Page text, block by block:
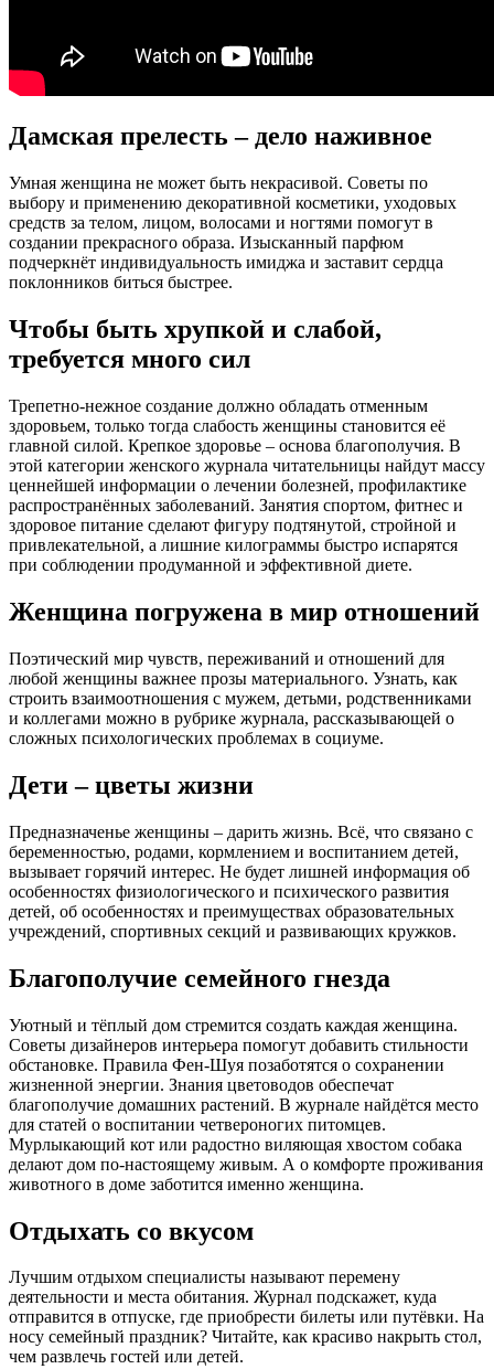
Дамская прелесть – дело наживное
Умная женщина не может быть некрасивой. Советы по
выбору и применению декоративной косметики, уходовых
средств за телом, лицом, волосами и ногтями помогут в
создании прекрасного образа. Изысканный парфюм
подчеркнёт индивидуальность имиджа и заставит сердца
поклонников биться быстрее.
Чтобы быть хрупкой и слабой,
требуется много сил
Трепетно-нежное создание должно обладать отменным
здоровьем, только тогда слабость женщины становится её
главной силой. Крепкое здоровье – основа благополучия. В
этой категории женского журнала читательницы найдут массу
ценнейшей информации о лечении болезней, профилактике
распространённых заболеваний. Занятия спортом, фитнес и
здоровое питание сделают фигуру подтянутой, стройной и
привлекательной, а лишние килограммы быстро испарятся
при соблюдении продуманной и эффективной диете.
Женщина погружена в мир отношений
Поэтический мир чувств, переживаний и отношений для
любой женщины важнее прозы материального. Узнать, как
строить взаимоотношения с мужем, детьми, родственниками
и коллегами можно в рубрике журнала, рассказывающей о
сложных психологических проблемах в социуме.
Дети – цветы жизни
Предназначенье женщины – дарить жизнь. Всё, что связано с
беременностью, родами, кормлением и воспитанием детей,
вызывает горячий интерес. Не будет лишней информация об
особенностях физиологического и психического развития
детей, об особенностях и преимуществах образовательных
учреждений, спортивных секций и развивающих кружков.
Благополучие семейного гнезда
Уютный и тёплый дом стремится создать каждая женщина.
Советы дизайнеров интерьера помогут добавить стильности
обстановке. Правила Фен-Шуя позаботятся о сохранении
жизненной энергии. Знания цветоводов обеспечат
благополучие домашних растений. В журнале найдётся место
для статей о воспитании четвероногих питомцев.
Мурлыкающий кот или радостно виляющая хвостом собака
делают дом по-настоящему живым. А о комфорте проживания
животного в доме заботится именно женщина.
Отдыхать со вкусом
Лучшим отдыхом специалисты называют перемену
деятельности и места обитания. Журнал подскажет, куда
отправится в отпуске, где приобрести билеты или путёвки. На
носу семейный праздник? Читайте, как красиво накрыть стол,
чем развлечь гостей или детей.